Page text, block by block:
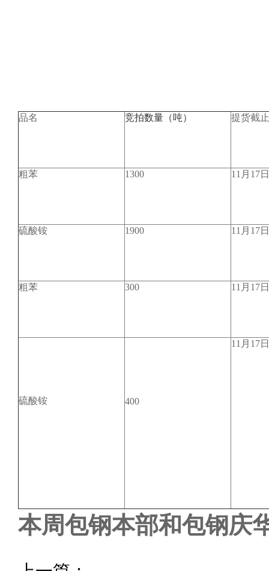
品名 竞拍数量（吨） 提货截
粗苯 1300 11月17日
硫酸铵 1900 11月17日
粗苯 300 11月17日
硫酸铵 400
11月17日
本周包钢本部和包钢庆